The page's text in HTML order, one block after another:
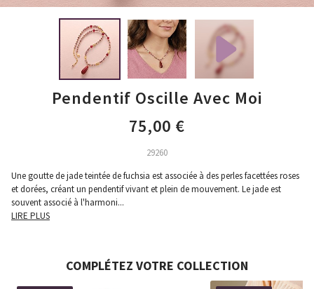
Pendentif Oscille Avec Moi
75,00 €
29260
Une goutte de jade teintée de fuchsia est associée à des perles facettées roses
et dorées, créant un pendentif vivant et plein de mouvement. Le jade est
souvent associé à l'harmoni...
LIRE PLUS
COMPLÉTEZ VOTRE COLLECTION